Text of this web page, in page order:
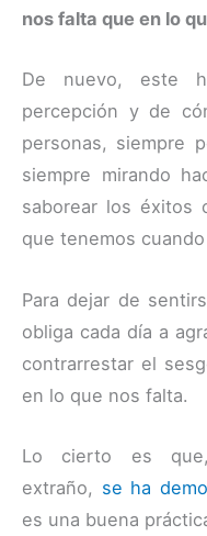
nos falta que en lo
De nuevo, este
percepción y de
personas, siempre
siempre mirando
saborear los éxitos
que tenemos
Para dejar de
obliga cada día a
contrarrestar el
en lo que nos falta.
Lo cierto es
extraño, se ha
es una buena